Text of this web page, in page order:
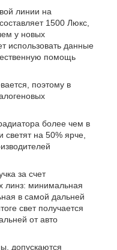
линии на
1500 Люкс,
у новых
использовать данные
помощь
поэтому в
более чем в
на 50% ярче,
за счет
линз: минимальная
в самой дальней
свет получается
от авто
допускаются